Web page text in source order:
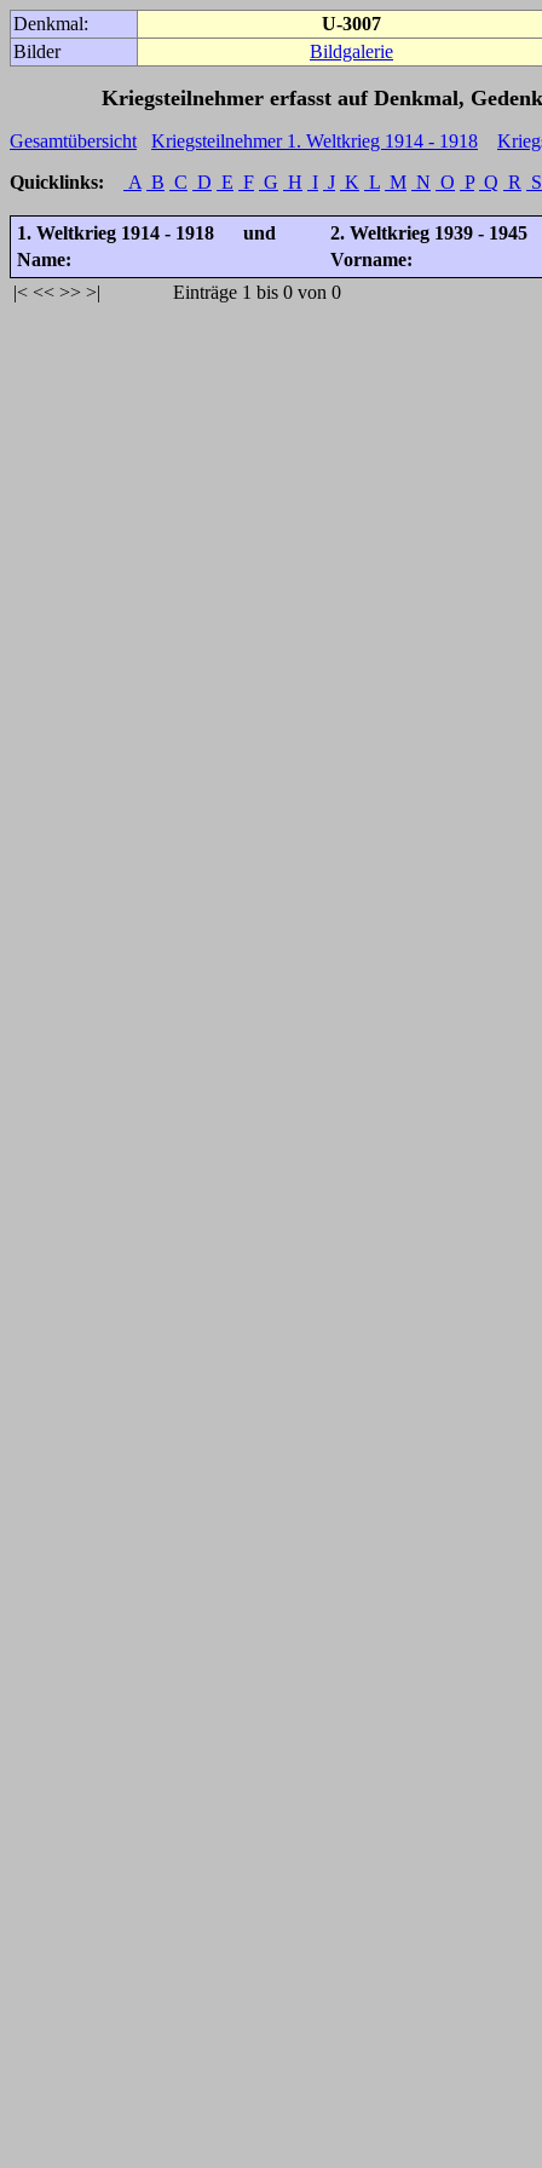
Denkmal:
U-3007
Bilder
Bildgalerie
Kriegsteilnehmer erfasst auf Denkmal,
Gesamtübersicht Kriegsteilnehmer 1. Weltkrieg 1914 - 1918
Quicklinks:
A B C D E F G H I J K L M N O P Q R S
1. Weltkrieg 1914 - 1918 und
2. Weltkrieg 1939 - 1945
Name:
Vorname:
|< << >> >| Einträge 1 bis 0 von 0